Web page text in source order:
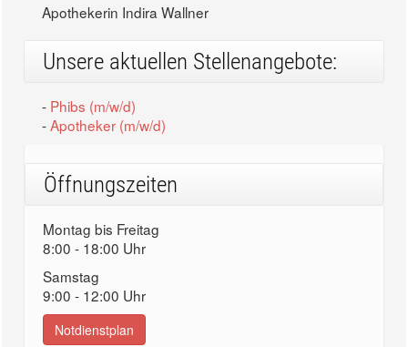
Apothekerin Indira Wallner
Unsere aktuellen Stellenangebote:
- Phibs (m/w/d)
-Apotheker (m/w/d)
Öffnungszeiten
Montag bis Freitag
8:00 - 18:00 Uhr
Samstag
9:00 - 12:00 Uhr
Notdienstplan